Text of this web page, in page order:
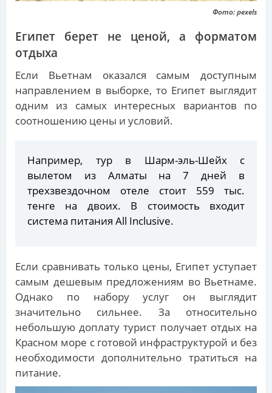
Фото: pexels
Египет берет не ценой, а форматом
отдыха
Если Вьетнам оказался самым доступным
направлением в выборке, то Египет выглядит
одним из самых интересных вариантов по
соотношению цены и условий.
Например, тур в Шарм-эль-Шейх с
вылетом из Алматы на 7 дней в
трехзвездочном отеле стоит 559 тыс.
тенге на двоих. В стоимость входит
система питания Аll Inclusive.
Если сравнивать только цены, Египет уступает
самым дешевым предложениям во Вьетнаме.
Однако по набору услуг он выглядит
значительно сильнее. За относительно
небольшую доплату турист получает отдых на
Красном море с готовой инфраструктурой и без
необходимости дополнительно тратиться на
питание.